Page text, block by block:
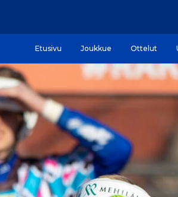
Etusivu Joukkue Ottelut